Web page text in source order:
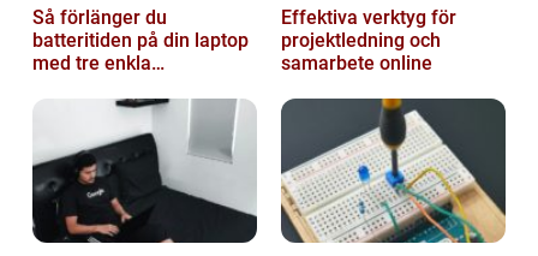
Så förlänger du
batteritiden på din laptop
med tre enkla
Effektiva verktyg för
projektledning och
samarbete online